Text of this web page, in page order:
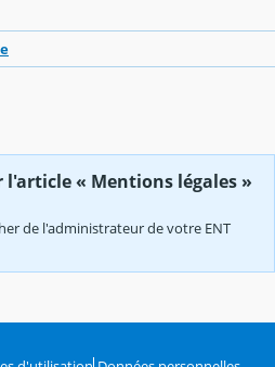
« Mentions légales »
de l'administrateur de votre ENT